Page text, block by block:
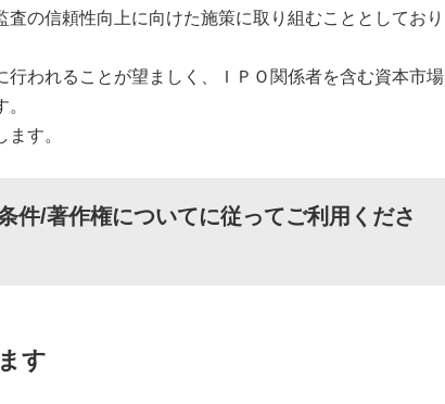
の信頼性向上に向けた施策に取り組むこととしており
われることが望ましく、ＩＰＯ関係者を含む資本市場
す。
件/著作権についてに従ってご利用くださ
す